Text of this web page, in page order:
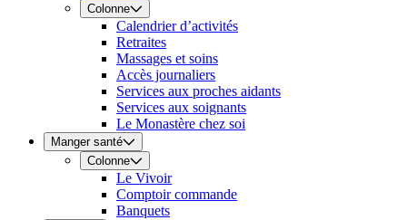
Colonne
Calendrier d’activités
Retraites
Massages et soins
Accès journaliers
Services aux proches aidants
Services aux soignants
Le Monastère chez soi
Manger santé
Colonne
Le Vivoir
Comptoir commande
Banquets